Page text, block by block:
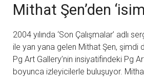
Mithat Şen’den
2004 yılında ‘Son Çalışmalar’ adlı
ile yan yana gelen Mithat Şen, şimdi
Pg Art Gallery’nin insiyatifindeki Pg
boyunca izleyicilerle buluşuyor.